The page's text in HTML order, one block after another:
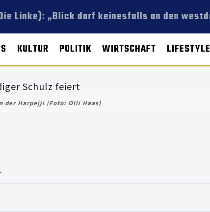
Linke): „Blick darf keinesfalls an den
KULTUR POLITIK WIRTSCHAFT LIFESTYLE
der Harpejji (Foto: Olli Haas)